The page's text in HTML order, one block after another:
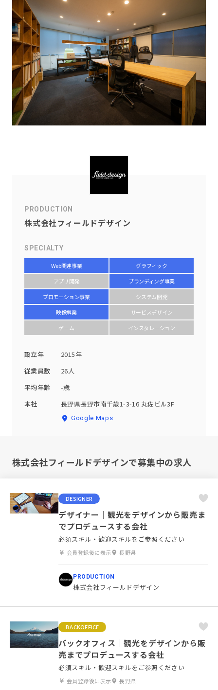
PRODUCTION
株式会社フィールドデザイン
SPECIALTY
Web関連事業
グラフィック
アプリ開発
ブランディング事業
プロモーション事業
システム開発
映像事業
サービスデザイン
ゲーム
インスタレーション
設立年
2015年
従業員数
26人
平均年齢
-歳
本社
長野県長野市南千歳1-3-16 丸佐ビル3F
Google Maps
株式会社フィールドデザインで募集中の求人
DESIGNER
デザイナー｜観光をデザインから販売ま
でプロデュースする会社
必須スキル・歓迎スキルをご参照ください
会員登録後に表示 長野県
PRODUCTION
株式会社フィールドデザイン
BACKOFFICE
バックオフィス｜観光をデザインから販
売までプロデュースする会社
必須スキル・歓迎スキルをご参照ください
会員登録後に表示 長野県